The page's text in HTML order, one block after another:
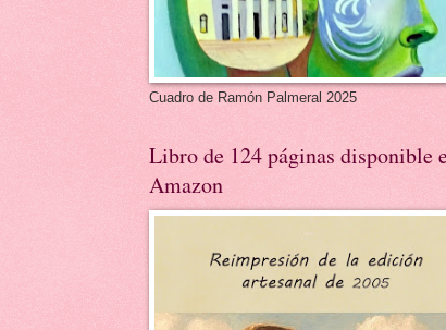
Cuadro de Ramón Palmeral 2025
Libro de 124 páginas disponible
Amazon